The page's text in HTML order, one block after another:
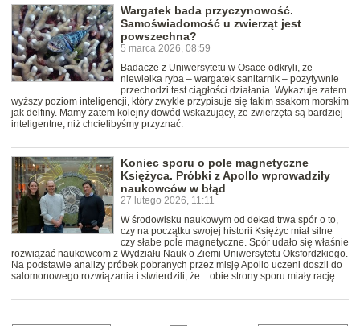
Wargatek bada przyczynowość.
Samoświadomość u zwierząt jest
powszechna?
5 marca 2026, 08:59
Badacze z Uniwersytetu w Osace odkryli, że
niewielka ryba – wargatek sanitarnik – pozytywnie
przechodzi test ciągłości działania. Wykazuje zatem
wyższy poziom inteligencji, który zwykle przypisuje się takim ssakom morskim
jak delfiny. Mamy zatem kolejny dowód wskazujący, że zwierzęta są bardziej
inteligentne, niż chcielibyśmy przyznać.
Koniec sporu o pole magnetyczne
Księżyca. Próbki z Apollo wprowadziły
naukowców w błąd
27 lutego 2026, 11:11
W środowisku naukowym od dekad trwa spór o to,
czy na początku swojej historii Księżyc miał silne
czy słabe pole magnetyczne. Spór udało się właśnie
rozwiązać naukowcom z Wydziału Nauk o Ziemi Uniwersytetu Oksfordzkiego.
Na podstawie analizy próbek pobranych przez misję Apollo uczeni doszli do
salomonowego rozwiązania i stwierdzili, że... obie strony sporu miały rację.